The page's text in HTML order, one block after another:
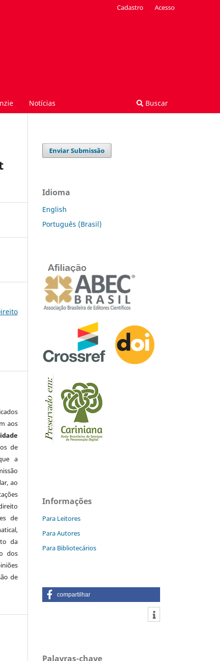
Notícias Buscar
Cadastro Acesso
aos
de
a
ao
de
da
dos
de
Enviar Submissão
Idioma
English
Português (Brasil)
Informações
Para Leitores
Para Autores
Para Bibliotecários
compartilhar
Palavras-chave